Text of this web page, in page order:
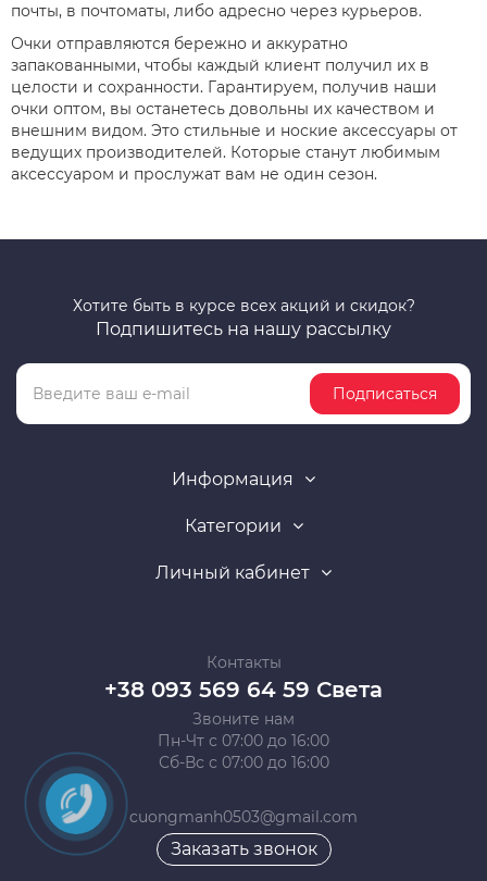
почты, в почтоматы, либо адресно через курьеров.
Очки отправляются бережно и аккуратно
запакованными, чтобы каждый клиент получил их в
целости и сохранности. Гарантируем, получив наши
очки оптом, вы останетесь довольны их качеством и
внешним видом. Это стильные и ноские аксессуары от
ведущих производителей. Которые станут любимым
аксессуаром и прослужат вам не один сезон.
Хотите быть в курсе всех акций и скидок?
Подпишитесь на нашу рассылку
Подписаться
Информация
Категории
Личный кабинет
Контакты
+38 093 569 64 59 Света
Звоните нам
Пн-Чт с 07:00 до 16:00
Сб-Вс с 07:00 до 16:00
cuongmanh0503@gmail.com
Заказать звонок